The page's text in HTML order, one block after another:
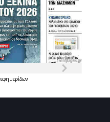
εφημερίδων